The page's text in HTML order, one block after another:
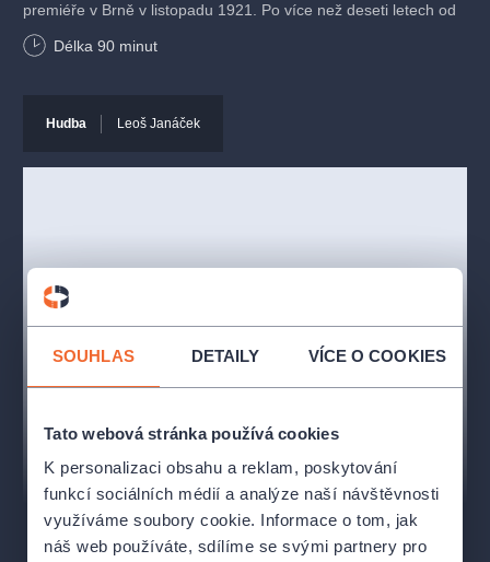
SOUHLAS DETAILY VÍCE O COOKIES
Tato webová stránka používá cookies
K personalizaci obsahu a reklam, poskytování
funkcí sociálních médií a analýze naší návštěvnosti
využíváme soubory cookie. Informace o tom, jak
náš web používáte, sdílíme se svými partnery pro
premiéře v Brně v listopadu 1921. Po více než deseti letech od
posledního nastudování jsme připravili novou inscenaci v režii
španělský režiséraCalixta Bieita
Účinkující
Sbor Národního divadla
Orchestr Národního divadla
(2025-2026)
Savjol Prokofjevič Dikoj:Jiří Sulženko
Boris Grigorjevič:Peter Berger
Délka 90 minut
Hudba Leoš Janáček